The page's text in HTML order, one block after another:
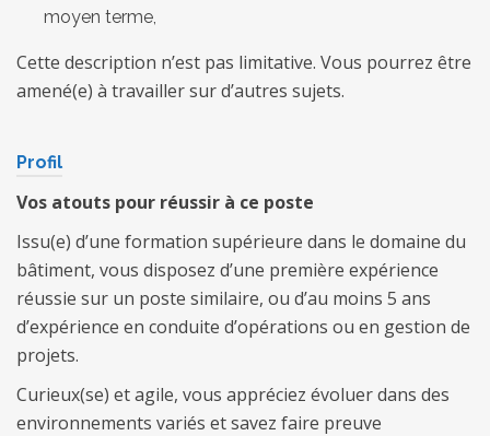
moyen terme,
Cette description n’est pas limitative. Vous pourrez être
amené(e) à travailler sur d’autres sujets.
Profil
Vos atouts pour réussir à ce poste
Issu(e) d’une formation supérieure dans le domaine du
bâtiment, vous disposez d’une première expérience
réussie sur un poste similaire, ou d’au moins 5 ans
d’expérience en conduite d’opérations ou en gestion de
projets.
Curieux(se) et agile, vous appréciez évoluer dans des
environnements variés et savez faire preuve